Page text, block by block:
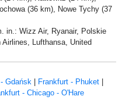
(36 km), Nowe Tychy (37
in.: Wizz Air, Ryanair, Polskie
Lufthansa, United
Gdańsk | Frankfurt - Phuket |
- Chicago - O'Hare